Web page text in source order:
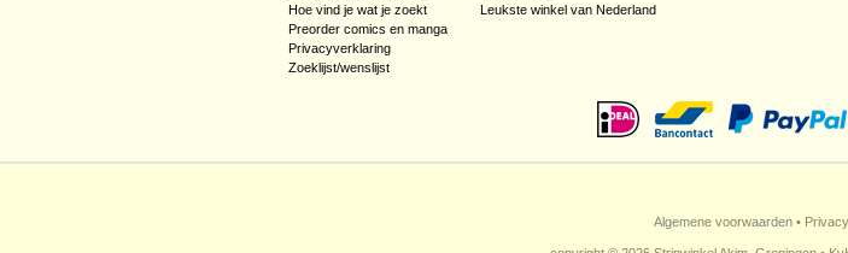
Hoe vind je wat je zoekt
Preorder comics en manga
Privacyverklaring
Zoeklijst/wenslijst
Leukste winkel van Nederland
Algemene voorwaarden •